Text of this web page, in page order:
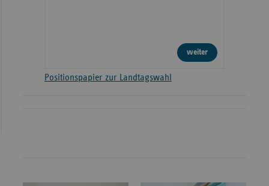
weiter
Positionspapier zur Landtagswahl